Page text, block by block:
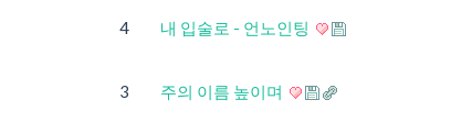
4 내 입술로 - 언노인팅
3 주의 이름 높이며